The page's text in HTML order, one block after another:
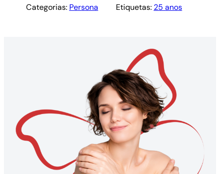
Categorias: Persona Etiquetas: 25 anos